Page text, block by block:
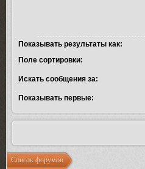
Показывать результаты как:
Поле сортировки:
Искать сообщения за:
Показывать первые:
Список форумов